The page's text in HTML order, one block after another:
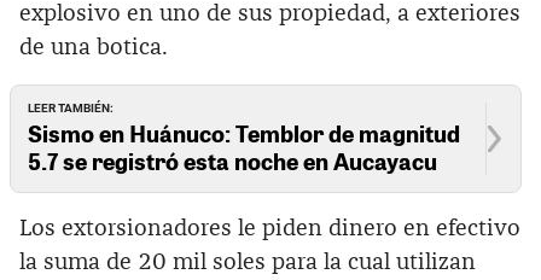
explosivo en uno de sus propiedad, a exteriores
de una botica.
LEER TAMBIÉN:
Sismo en Huánuco: Temblor de magnitud
5.7 se registró esta noche en Aucayacu
Los extorsionadores le piden dinero en efectivo
la suma de 20 mil soles para la cual utilizan